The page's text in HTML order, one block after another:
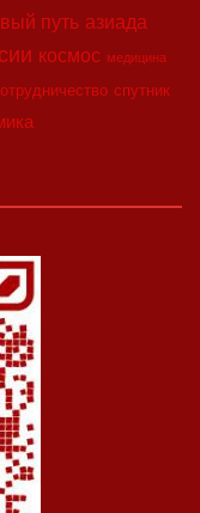
путь азиада
космос медицина
спутник